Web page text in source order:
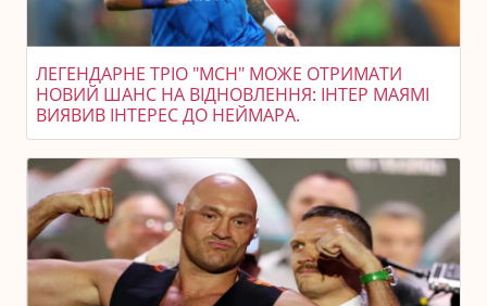
ЛЕГЕНДАРНЕ ТРІО "МСН" МОЖЕ ОТРИМАТИ
НОВИЙ ШАНС НА ВІДНОВЛЕННЯ: ІНТЕР МАЯМІ
ВИЯВИВ ІНТЕРЕС ДО НЕЙМАРА.